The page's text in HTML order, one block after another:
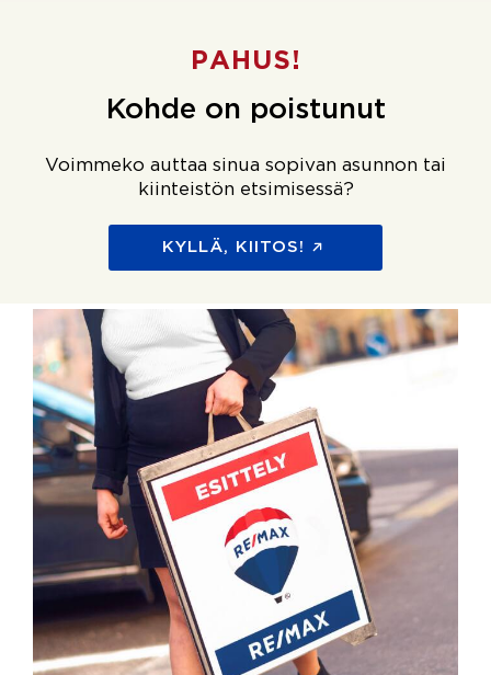
PAHUS!
Kohde on poistunut
Voimmeko auttaa sinua sopivan asunnon tai
kiinteistön etsimisessä?
KYLLÄ, KIITOS!